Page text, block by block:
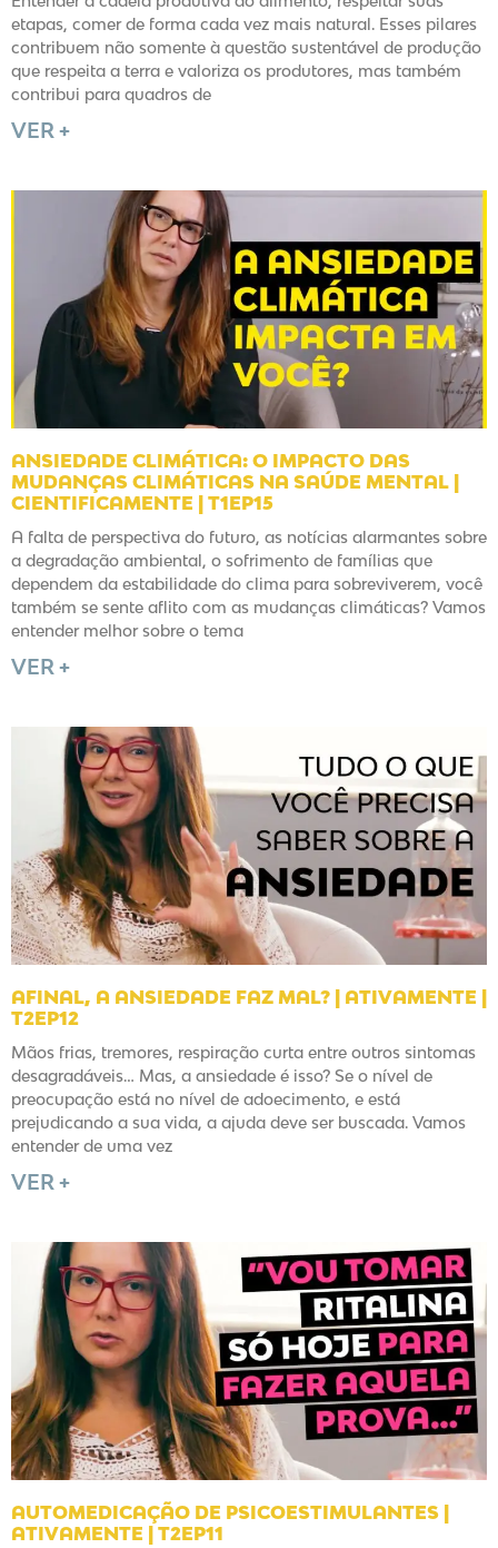
etapas, comer de forma cada vez mais natural. Esses pilares
contribuem não somente à questão sustentável de produção
que respeita a terra e valoriza os produtores, mas também
contribui para quadros de
VER +
ANSIEDADE CLIMÁTICA: O IMPACTO DAS
MUDANÇAS CLIMÁTICAS NA SAÚDE MENTAL |
CIENTIFICAMENTE | T1EP15
A falta de perspectiva do futuro, as notícias alarmantes sobre
a degradação ambiental, o sofrimento de famílias que
dependem da estabilidade do clima para sobreviverem, você
também se sente aflito com as mudanças climáticas? Vamos
entender melhor sobre o tema
VER +
AFINAL, A ANSIEDADE FAZ MAL? | ATIVAMENTE |
T2EP12
Mãos frias, tremores, respiração curta entre outros sintomas
desagradáveis… Mas, a ansiedade é isso? Se o nível de
preocupação está no nível de adoecimento, e está
prejudicando a sua vida, a ajuda deve ser buscada. Vamos
entender de uma vez
VER +
AUTOMEDICAÇÃO DE PSICOESTIMULANTES |
ATIVAMENTE | T2EP11